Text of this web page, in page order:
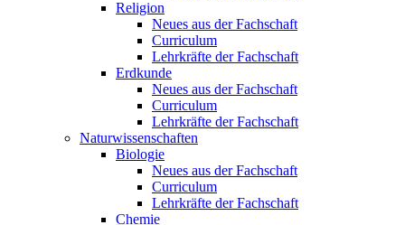
Religion
Neues aus der Fachschaft
Curriculum
Lehrkräfte der Fachschaft
Erdkunde
Neues aus der Fachschaft
Curriculum
Lehrkräfte der Fachschaft
Naturwissenschaften
Biologie
Neues aus der Fachschaft
Curriculum
Lehrkräfte der Fachschaft
Chemie